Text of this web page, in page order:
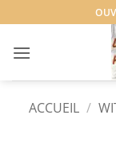
au
contenu
ACCUEIL /